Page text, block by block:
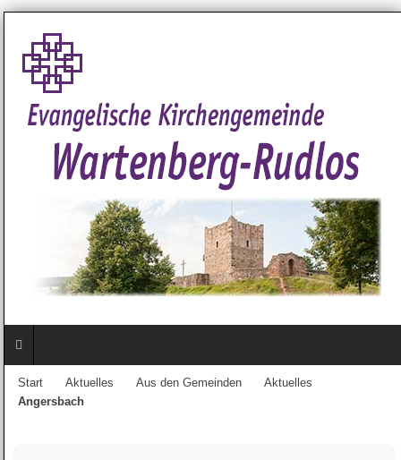
Start Aktuelles Aus den Gemeinden
Aktuelles
Angersbach